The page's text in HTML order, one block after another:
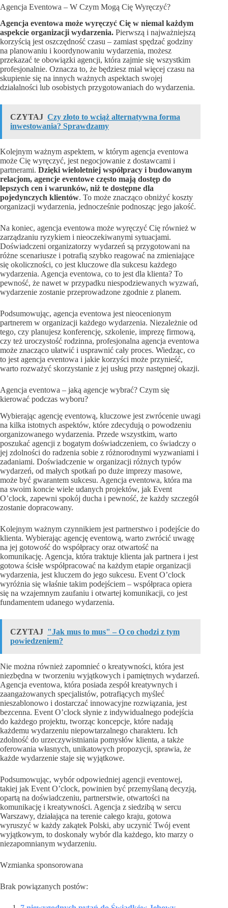
Agencja Eventowa – W Czym Mogą Cię Wyręczyć?
Agencja eventowa może wyręczyć Cię w niemal każdym
aspekcie organizacji wydarzenia. Pierwszą i najważniejszą
korzyścią jest oszczędność czasu – zamiast spędzać godziny
na planowaniu i koordynowaniu wydarzenia, możesz
przekazać te obowiązki agencji, która zajmie się wszystkim
profesjonalnie. Oznacza to, że będziesz miał więcej czasu na
skupienie się na innych ważnych aspektach swojej
działalności lub osobistych przygotowaniach do wydarzenia.
CZYTAJ Czy złoto to wciąż alternatywna forma
inwestowania? Sprawdzamy
Kolejnym ważnym aspektem, w którym agencja eventowa
może Cię wyręczyć, jest negocjowanie z dostawcami i
partnerami. Dzięki wieloletniej współpracy i budowanym
relacjom, agencje eventowe często mają dostęp do
lepszych cen i warunków, niż te dostępne dla
pojedynczych klientów. To może znacząco obniżyć koszty
organizacji wydarzenia, jednocześnie podnosząc jego jakość.
Na koniec, agencja eventowa może wyręczyć Cię również w
zarządzaniu ryzykiem i nieoczekiwanymi sytuacjami.
Doświadczeni organizatorzy wydarzeń są przygotowani na
różne scenariusze i potrafią szybko reagować na zmieniające
się okoliczności, co jest kluczowe dla sukcesu każdego
wydarzenia. Agencja eventowa, co to jest dla klienta? To
pewność, że nawet w przypadku niespodziewanych wyzwań,
wydarzenie zostanie przeprowadzone zgodnie z planem.
Podsumowując, agencja eventowa jest nieocenionym
partnerem w organizacji każdego wydarzenia. Niezależnie od
tego, czy planujesz konferencję, szkolenie, imprezę firmową,
czy też uroczystość rodzinna, profesjonalna agencja eventowa
może znacząco ułatwić i usprawnić cały proces. Wiedząc, co
to jest agencja eventowa i jakie korzyści może przynieść,
warto rozważyć skorzystanie z jej usług przy następnej okazji.
Agencja eventowa – jaką agencje wybrać? Czym się
kierować podczas wyboru?
Wybierając agencję eventową, kluczowe jest zwrócenie uwagi
na kilka istotnych aspektów, które zdecydują o powodzeniu
organizowanego wydarzenia. Przede wszystkim, warto
poszukać agencji z bogatym doświadczeniem, co świadczy o
jej zdolności do radzenia sobie z różnorodnymi wyzwaniami i
zadaniami. Doświadczenie w organizacji różnych typów
wydarzeń, od małych spotkań po duże imprezy masowe,
może być gwarantem sukcesu. Agencja eventowa, która ma
na swoim koncie wiele udanych projektów, jak Event
O’clock, zapewni spokój ducha i pewność, że każdy szczegół
zostanie dopracowany.
Kolejnym ważnym czynnikiem jest partnerstwo i podejście do
klienta. Wybierając agencję eventową, warto zwrócić uwagę
na jej gotowość do współpracy oraz otwartość na
komunikację. Agencja, która traktuje klienta jak partnera i jest
gotowa ścisłe współpracować na każdym etapie organizacji
wydarzenia, jest kluczem do jego sukcesu. Event O’clock
wyróżnia się właśnie takim podejściem – współpraca opiera
się na wzajemnym zaufaniu i otwartej komunikacji, co jest
fundamentem udanego wydarzenia.
CZYTAJ "Jak mus to mus" – O co chodzi z tym
powiedzeniem?
Nie można również zapomnieć o kreatywności, która jest
niezbędna w tworzeniu wyjątkowych i pamiętnych wydarzeń.
Agencja eventowa, która posiada zespół kreatywnych i
zaangażowanych specjalistów, potrafiących myśleć
nieszablonowo i dostarczać innowacyjne rozwiązania, jest
bezcenna. Event O’clock słynie z indywidualnego podejścia
do każdego projektu, tworząc koncepcje, które nadają
każdemu wydarzeniu niepowtarzalnego charakteru. Ich
zdolność do urzeczywistniania pomysłów klienta, a także
oferowania własnych, unikatowych propozycji, sprawia, że
każde wydarzenie staje się wyjątkowe.
Podsumowując, wybór odpowiedniej agencji eventowej,
takiej jak Event O’clock, powinien być przemyślaną decyzją,
opartą na doświadczeniu, partnerstwie, otwartości na
komunikację i kreatywności. Agencja z siedzibą w sercu
Warszawy, działająca na terenie całego kraju, gotowa
wyruszyć w każdy zakątek Polski, aby uczynić Twój event
wyjątkowym, to doskonały wybór dla każdego, kto marzy o
niezapomnianym wydarzeniu.
Wzmianka sponsorowana
Brak powiązanych postów: